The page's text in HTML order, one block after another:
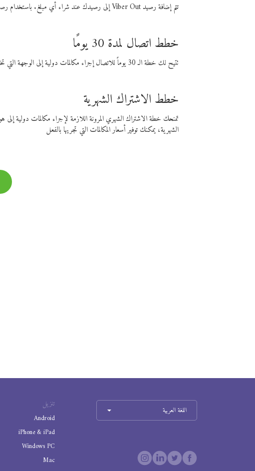
تتم إضافة رصيد Viber Out إلى رصيدك عند شراء أي مبلغ. باستخدام رصيدك، يمكنك إجراء مكالمات إلى أي رقم في العالم بأسعار فايبر المنخفضة.
خطط اتصال لمدة 30 يومًا
تتيح لك خطة الـ 30 يوماً للاتصال إجراء مكالمات دولية إلى الوجهة التي تختارها لمدة 30 يوماً بأسعار فايبر المنخفضة.
خطط الاشتراك الشهرية
تمنحك خطة الاشتراك الشهري المرونة اللازمة لإجراء مكالمات
الشهرية، يمكنك توفير أسعار المكالمات التي تجريها بالفعل
تنزيل
Android
iPhone & iPad
Windows PC
Mac
اللغة العربية